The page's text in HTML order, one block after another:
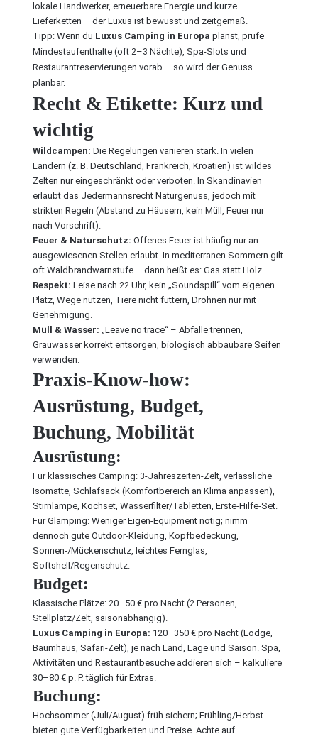
lokale Handwerker, erneuerbare Energie und kurze
Lieferketten – der Luxus ist bewusst und zeitgemäß.
Tipp: Wenn du Luxus Camping in Europa planst, prüfe
Mindestaufenthalte (oft 2–3 Nächte), Spa-Slots und
Restaurantreservierungen vorab – so wird der Genuss
planbar.
Recht & Etikette: Kurz und
wichtig
Wildcampen: Die Regelungen variieren stark. In vielen
Ländern (z. B. Deutschland, Frankreich, Kroatien) ist wildes
Zelten nur eingeschränkt oder verboten. In Skandinavien
erlaubt das Jedermannsrecht Naturgenuss, jedoch mit
strikten Regeln (Abstand zu Häusern, kein Müll, Feuer nur
nach Vorschrift).
Feuer & Naturschutz: Offenes Feuer ist häufig nur an
ausgewiesenen Stellen erlaubt. In mediterranen Sommern gilt
oft Waldbrandwarnstufe – dann heißt es: Gas statt Holz.
Respekt: Leise nach 22 Uhr, kein „Soundspill“ vom eigenen
Platz, Wege nutzen, Tiere nicht füttern, Drohnen nur mit
Genehmigung.
Müll & Wasser: „Leave no trace“ – Abfälle trennen,
Grauwasser korrekt entsorgen, biologisch abbaubare Seifen
verwenden.
Praxis-Know-how:
Ausrüstung, Budget,
Buchung, Mobilität
Ausrüstung:
Für klassisches Camping: 3‑Jahreszeiten-Zelt, verlässliche
Isomatte, Schlafsack (Komfortbereich an Klima anpassen),
Stirnlampe, Kochset, Wasserfilter/Tabletten, Erste-Hilfe-Set.
Für Glamping: Weniger Eigen-Equipment nötig; nimm
dennoch gute Outdoor-Kleidung, Kopfbedeckung,
Sonnen-/Mückenschutz, leichtes Fernglas,
Softshell/Regenschutz.
Budget:
Klassische Plätze: 20–50 € pro Nacht (2 Personen,
Stellplatz/Zelt, saisonabhängig).
Luxus Camping in Europa: 120–350 € pro Nacht (Lodge,
Baumhaus, Safari-Zelt), je nach Land, Lage und Saison. Spa,
Aktivitäten und Restaurantbesuche addieren sich – kalkuliere
30–80 € p. P. täglich für Extras.
Buchung:
Hochsommer (Juli/August) früh sichern; Frühling/Herbst
bieten gute Verfügbarkeiten und Preise. Achte auf